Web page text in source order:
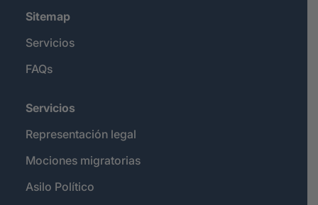
Sitemap
Servicios
FAQs
Servicios
Representación legal
Mociones migratorias
Asilo Político